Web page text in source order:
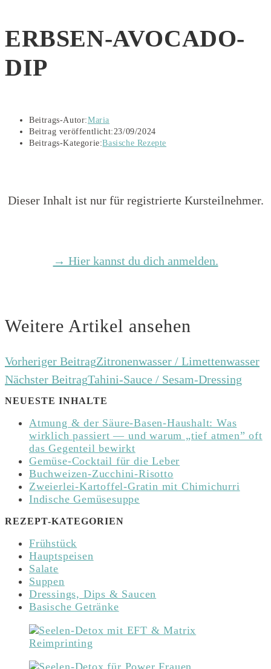
ERBSEN-AVOCADO-
DIP
Beitrags-Autor:Maria
Beitrag veröffentlicht:23/09/2024
Beitrags-Kategorie:Basische Rezepte
Dieser Inhalt ist nur für registrierte Kursteilnehmer.
→ Hier kannst du dich anmelden.
Weitere Artikel ansehen
Vorheriger BeitragZitronenwasser / Limettenwasser
Nächster BeitragTahini-Sauce / Sesam-Dressing
NEUESTE INHALTE
Atmung & der Säure-Basen-Haushalt: Was
wirklich passiert — und warum „tief atmen” oft
das Gegenteil bewirkt
Gemüse-Cocktail für die Leber
Buchweizen-Zucchini-Risotto
Zweierlei-Kartoffel-Gratin mit Chimichurri
Indische Gemüsesuppe
REZEPT-KATEGORIEN
Frühstück
Hauptspeisen
Salate
Suppen
Dressings, Dips & Saucen
Basische Getränke